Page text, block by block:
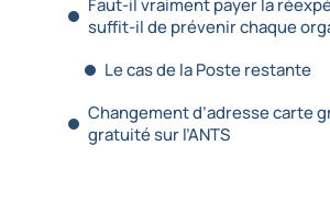
suffit-il de prévenir chaque
Le cas de la Poste restante
Changement d’adresse carte
gratuité sur l’ANTS